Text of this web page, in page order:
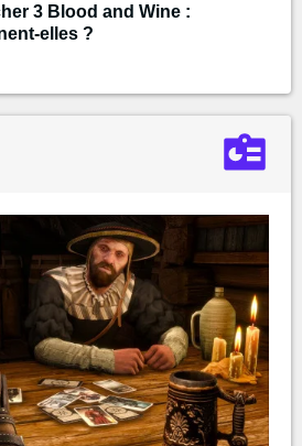
3 Blood and Wine :
elles ?